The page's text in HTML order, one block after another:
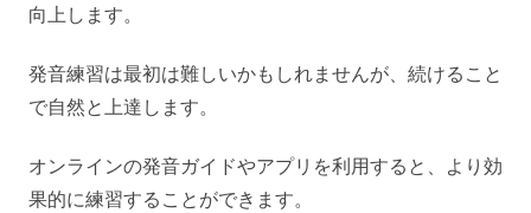
向上します。
発音練習は最初は難しいかもしれませんが、続けること
で自然と上達します。
オンラインの発音ガイドやアプリを利用すると、より効
果的に練習することができます。